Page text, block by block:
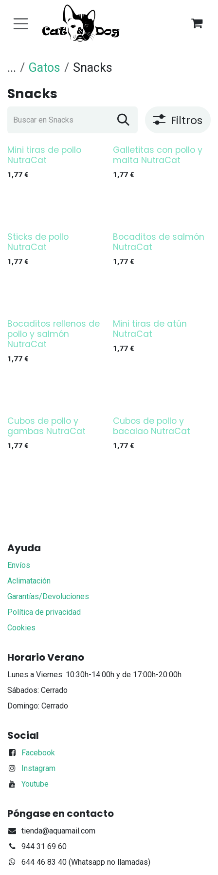
... Gatos Snacks
Snacks
Filtros
Mini tiras de pollo
NutraCat
1,77 €
Galletitas con pollo y
malta NutraCat
1,77€
Sticks de pollo
NutraCat
1,77 €
Bocaditos de salmón
NutraCat
1,77€
Bocaditos rellenos de
pollo y salmón
NutraCat
1,77 €
Mini tiras de atún
NutraCat
1,77€
Cubos de pollo y
gambas NutraCat
1,77 €
Cubos de pollo y
bacalao NutraCat
1,77€
Ayuda
Envíos
Aclimatación
Garantías/Devoluciones
Política de privacidad
Cookies
Horario Verano
Lunes a Viernes: 10:30h-14:00h y de 17:00h-20:00h
Sábados: Cerrado
Domingo: Cerrado
Social
Facebook
Instagram
Youtube
Póngase en contacto
tienda@aquamail.com
944 31 69 60
644 46 83 40 (Whatsapp no llamadas)